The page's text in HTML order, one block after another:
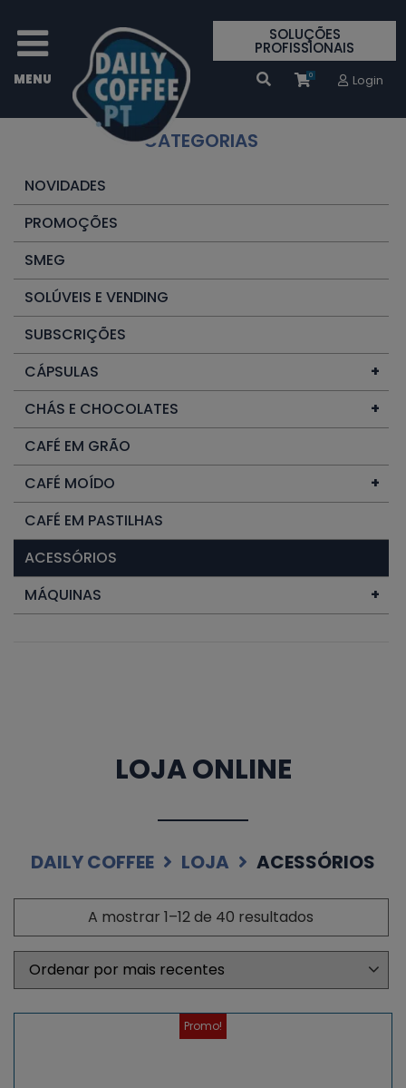
SOLUÇÕES
PROFISSIONAIS
0 Login
CATEGORIAS
NOVIDADES
PROMOÇÕES
SMEG
SOLÚVEIS E VENDING
SUBSCRIÇÕES
CÁPSULAS
+
CHÁS E CHOCOLATES
+
CAFÉ EM GRÃO
CAFÉ MOÍDO
+
CAFÉ EM PASTILHAS
ACESSÓRIOS
MÁQUINAS
+
LOJA ONLINE
DAILY COFFEE LOJA ACESSÓRIOS
A mostrar 1–12 de 40 resultados
Promo!